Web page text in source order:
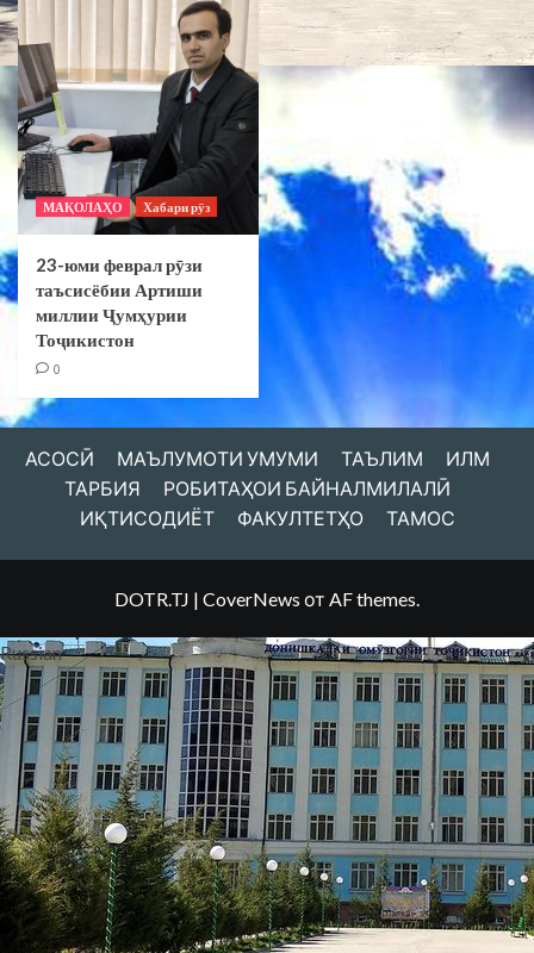
МАҚОЛАҲО Хабари рӯз
23-юми феврал рӯзи
таъсисёбии Артиши
миллии Ҷумҳурии
Тоҷикистон
0
АСОСӢ МАЪЛУМОТИ УМУМИ ТАЪЛИМ
ИЛМ
ТАРБИЯ
РОБИТАҲОИ БАЙНАЛМИЛАЛӢ
ИҚТИСОДИЁТ
ФАКУЛТЕТҲО ТАМОС
DOTR.TJ | CoverNews от AF themes.
Russian